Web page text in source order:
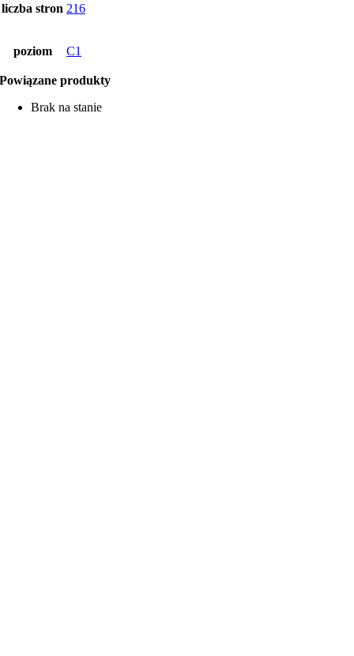
liczba stron 216
poziom C1
Powiązane produkty
Brak na stanie